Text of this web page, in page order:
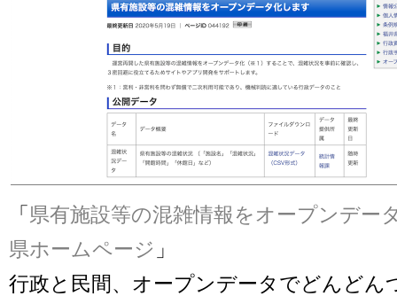
「県有施設等の混雑情報をオープンデー
県ホームページ 」
行政と民間、オープンデータでどんどん